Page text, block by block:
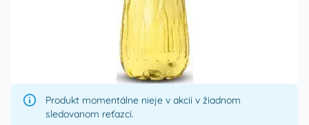
Produkt momentálne nieje v akcii v žiadnom
sledovanom reťazci.